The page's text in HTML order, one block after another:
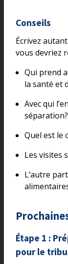
Conseils
Écrivez
vous devriez
Qui prend
la santé et
Avec qui
séparation?
Quel est le
Les visites
L’autre
Étape 1 :
pour le